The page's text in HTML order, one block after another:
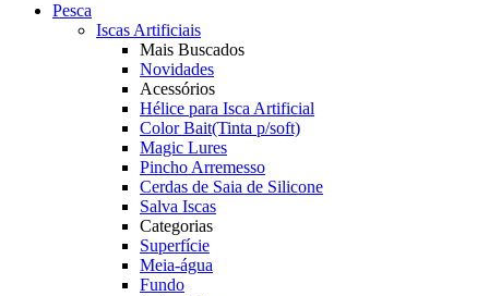
Pesca
Iscas Artificiais
Mais Buscados
Novidades
Acessórios
Hélice para Isca Artificial
Color Bait(Tinta p/soft)
Magic Lures
Pincho Arremesso
Cerdas de Saia de Silicone
Salva Iscas
Categorias
Superfície
Meia-água
Fundo